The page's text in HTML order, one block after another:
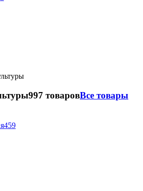
997 товаровВсе товары
459